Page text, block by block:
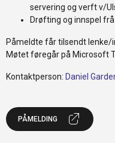
servering og verft v/
Drøfting og innspel
Påmeldte får tilsendt
Møtet føregår på Microsoft
Kontaktperson: Daniel
PÅMELDING